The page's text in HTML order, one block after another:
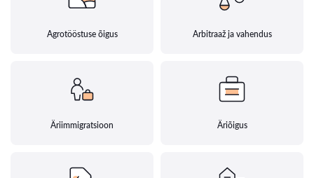
Agrotööstuse õigus Arbitraaž ja vahendus
Äriimmigratsioon Äriõigus